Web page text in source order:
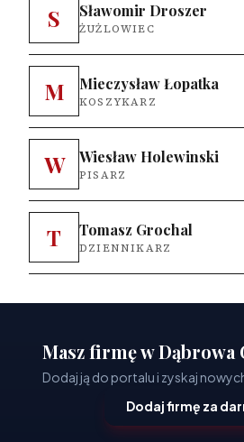
S Sławomir Droszer
ŻUŻLOWIEC
M Mieczysław Łopatka
KOSZYKARZ
W Wiesław Holewinski
PISARZ
T Tomasz Grochal
DZIENNIKARZ
Masz firmę w Dąbrowa
Dodaj ją do portalu i zyskaj
Dodaj firmę za